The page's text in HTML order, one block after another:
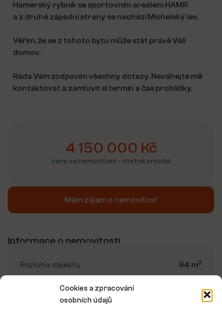
Cookies a zpracování
osobních údajů
Hamerský rybník se sportovním areálem HAMR
a z druhé západní strany se nachází Michelský les.
Věřím, že se z tohoto bytu může stát právě Váš
domov.
Ráda Vám zodpovím všechny dotazy. Neváhejte mě
kontaktovat a zamluvit si termín a čas prohlídky.
4 150 000 Kč
cena za nemovitost • včetně provize
Mám zájem o nemovitost
Informace o nemovitosti
Rozloha objektu 64 m2
Energetická třída: D